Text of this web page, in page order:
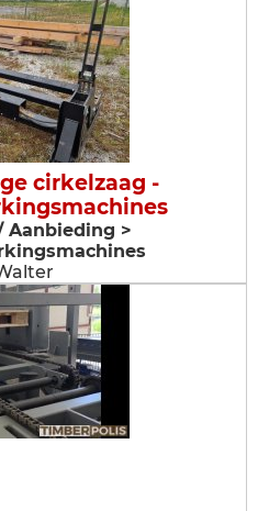
cirkelzaag -
Aanbieding >